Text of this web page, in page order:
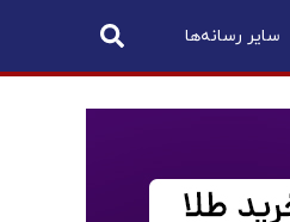
سایر رسانه‌ها